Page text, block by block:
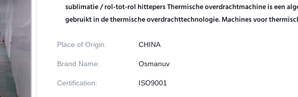
sublimatie / rol-tot-rol hittepers Thermische overdrachtmachine is een
gebruikt in de thermische overdrachttechnologie. Machines voor
Place of Origin: CHINA
Brand Name: Osmanuv
Certification: ISO9001